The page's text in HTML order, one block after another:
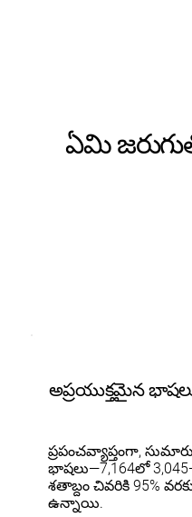
ఏమి
అప్రయుక్తమైన
ప్రపంచవ్యాప్తంగా,
భాషలు—7,164లో
శతాబ్దం చివరికి 95%
ఉన్నాయి.